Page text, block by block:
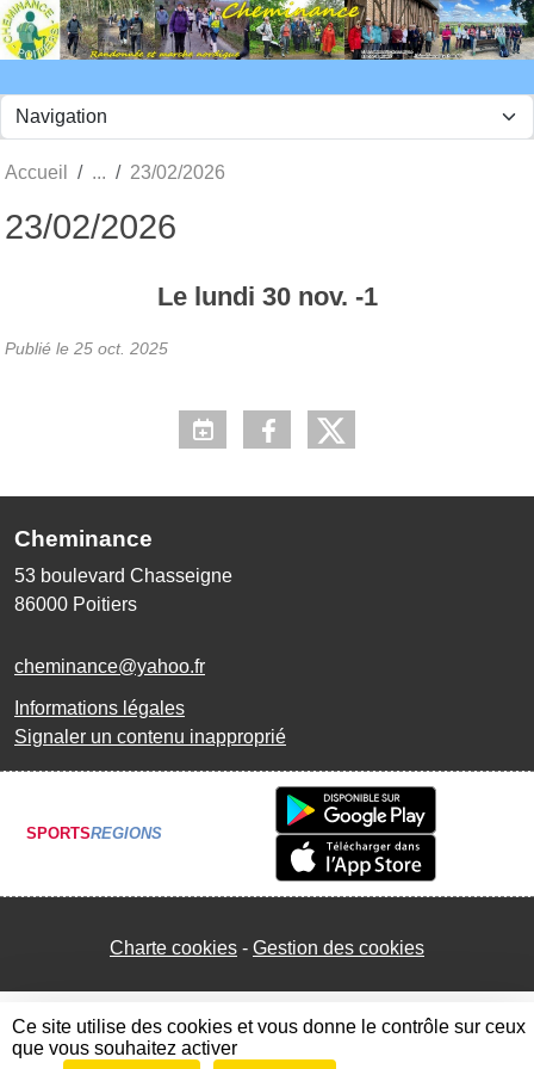
Accueil 23/02/2026
23/02/2026
Le lundi 30 nov. -1
Publié le 25 oct. 2025
Cheminance
53 boulevard Chasseigne
86000 Poitiers
cheminance@yahoo.fr
Informations légales
Signaler un contenu inapproprié
SPORTSREGIONS
Charte cookies Gestion des cookies
Panneau de gestion des cookies
Ce site utilise des cookies et vous donne le contrôle sur ceux
que vous souhaitez activer